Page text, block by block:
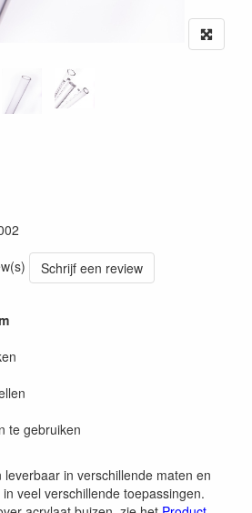
Schrijf een review
te gebruiken
leverbaar in verschillende maten en
veel verschillende toepassingen.